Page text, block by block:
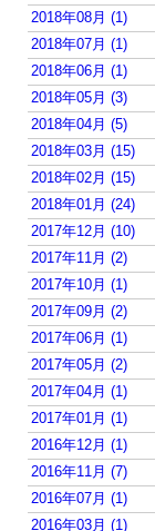
2018年08月 (1)
2018年07月 (1)
2018年06月 (1)
2018年05月 (3)
2018年04月 (5)
2018年03月 (15)
2018年02月 (15)
2018年01月 (24)
2017年12月 (10)
2017年11月 (2)
2017年10月 (1)
2017年09月 (2)
2017年06月 (1)
2017年05月 (2)
2017年04月 (1)
2017年01月 (1)
2016年12月 (1)
2016年11月 (7)
2016年07月 (1)
2016年03月 (1)